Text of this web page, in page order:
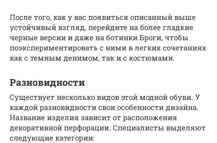
После того, как у вас появиться описанный выше
устойчивый взгляд, перейдите на более гладкие
черные версии и даже на ботинки Броги, чтобы
поэкспериментировать с ними в легких сочетаниях
как с темным денимом, так и с костюмами.
Разновидности
Существует несколько видов этой модной обуви. У
каждой разновидности свои особенности дизайна.
Название изделия зависит от расположения
декоративной перфорации. Специалисты выделяют
следующие категории: